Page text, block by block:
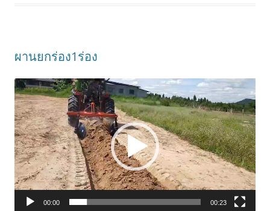
ผานยกร่อง1ร่อง
ตัว
เล่น
ไฟล์
วิดีโอ
00:00 00:23